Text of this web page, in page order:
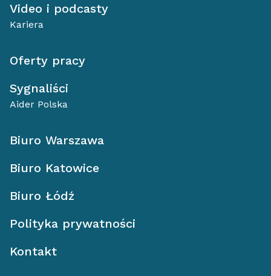
Video i podcasty
Kariera
Oferty pracy
Sygnaliści
Aider Polska
Biuro Warszawa
Biuro Katowice
Biuro Łódź
Polityka prywatności
Kontakt